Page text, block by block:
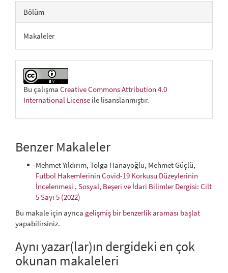
Bölüm
Makaleler
Bu çalışma Creative Commons Attribution 4.0
International License ile lisanslanmıştır.
Benzer Makaleler
Mehmet Yıldırım, Tolga Hanayoğlu, Mehmet Güçlü,
Futbol Hakemlerinin Covid-19 Korkusu Düzeylerinin
İncelenmesi , Sosyal, Beşeri ve İdari Bilimler Dergisi: Cilt
5 Sayı 5 (2022)
Bu makale için ayrıca gelişmiş bir benzerlik araması başlat
yapabilirsiniz.
Aynı yazar(lar)ın dergideki en çok
okunan makaleleri